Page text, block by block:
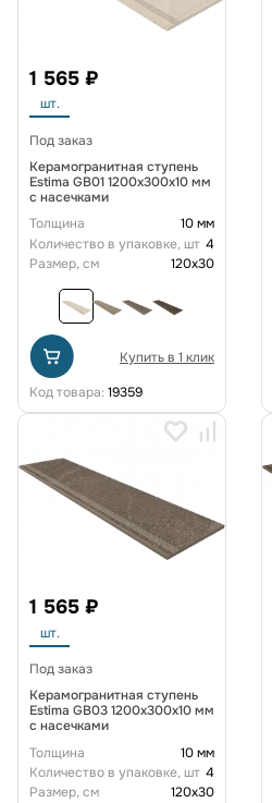
1 565 ₽
шт.
Под заказ
Керамогранитная ступень
Estima GB01 1200x300x10 мм
с насечками
Толщина
10 мм
Количество в упаковке, шт 4
Размер, см
120x30
Купить в 1 клик
Код товара: 19359
1 565 ₽
шт.
Под заказ
Керамогранитная ступень
Estima GB03 1200x300x10 мм
с насечками
Толщина
10 мм
Количество в упаковке, шт 4
Размер, см
120x30